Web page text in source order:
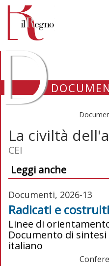
La civiltà
CEI
Leggi anche
Documenti, 2026-13
Radicati e
Linee di
Documento di
italiano